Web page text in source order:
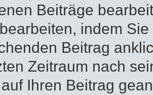
Beiträge
indem
Beitrag
Zeitraum nach
Ihren Beitrag